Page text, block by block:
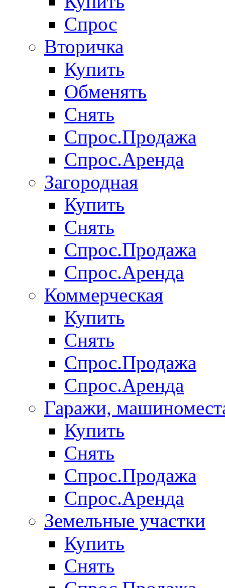
Спрос
Вторичка
Купить
Обменять
Снять
Спрос.Продажа
Спрос.Аренда
Загородная
Купить
Снять
Спрос.Продажа
Спрос.Аренда
Коммерческая
Купить
Снять
Спрос.Продажа
Спрос.Аренда
Гаражи,
Купить
Снять
Спрос.Продажа
Спрос.Аренда
Земельные участки
Купить
Снять